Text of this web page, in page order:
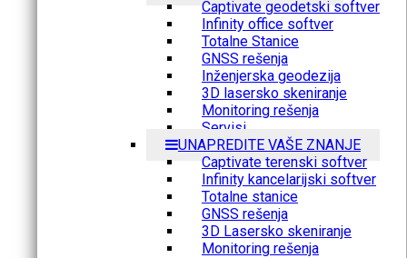
Captivate geodetski softver
Infinity office softver
Totalne Stanice
GNSS rešenja
Inženjerska geodezija
3D lasersko skeniranje
Monitoring rešenja
Servisi
UNAPREDITE VAŠE ZNANJE
Captivate terenski softver
Infinity kancelarijski softver
Totalne stanice
GNSS rešenja
3D Lasersko skeniranje
Monitoring rešenja